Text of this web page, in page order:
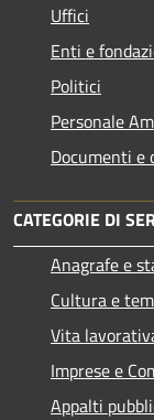
Uffici
Enti e
Politici
Personale
Documenti e
CATEGORIE DI
Anagrafe e
Cultura e
Vita
Imprese e
Appalti